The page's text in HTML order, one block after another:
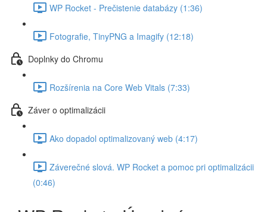
WP Rocket - Prečistenie databázy (1:36)
Fotografie, TinyPNG a Imagify (12:18)
Doplnky do Chromu
Rozšírenia na Core Web Vitals (7:33)
Záver o optimalizácii
Ako dopadol optimalizovaný web (4:17)
Záverečné slová. WP Rocket a pomoc pri optimalizácii
(0:46)